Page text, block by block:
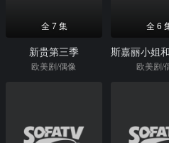
全 7 集
新贵第三季
欧美剧/偶像
全 6
欧美剧/